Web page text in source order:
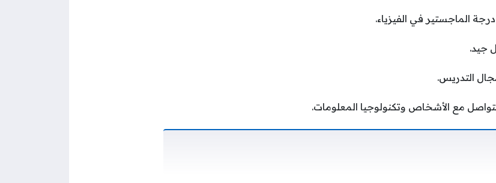
الماجستير في الفيزياء.
جيد.
التدريس.
مع الأشخاص وتكنولوجيا المعلومات.